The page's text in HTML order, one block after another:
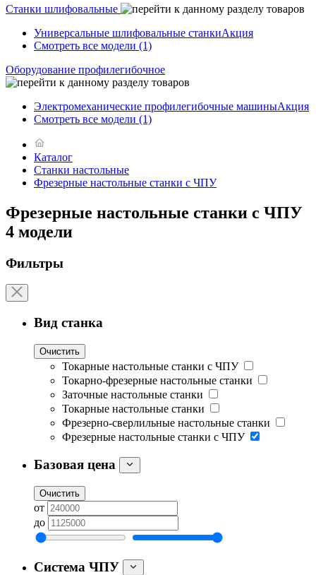
Станки шлифовальные
Универсальные шлифовальные станкиАкция
Смотреть все модели (1)
Оборудование профилегибочное
Электромеханические профилегибочные машиныАкция
Смотреть все модели (1)
Каталог
Станки настольные
Фрезерные настольные станки с ЧПУ
Фрезерные настольные станки с ЧПУ
4 модели
Фильтры
Вид станка
Очистить
Токарные настольные станки с ЧПУ
Токарно-фрезерные настольные станки
Заточные настольные станки
Токарные настольные станки
Фрезерно-сверлильные настольные станки
Фрезерные настольные станки с ЧПУ
Базовая цена
Очистить
от
до
Система ЧПУ